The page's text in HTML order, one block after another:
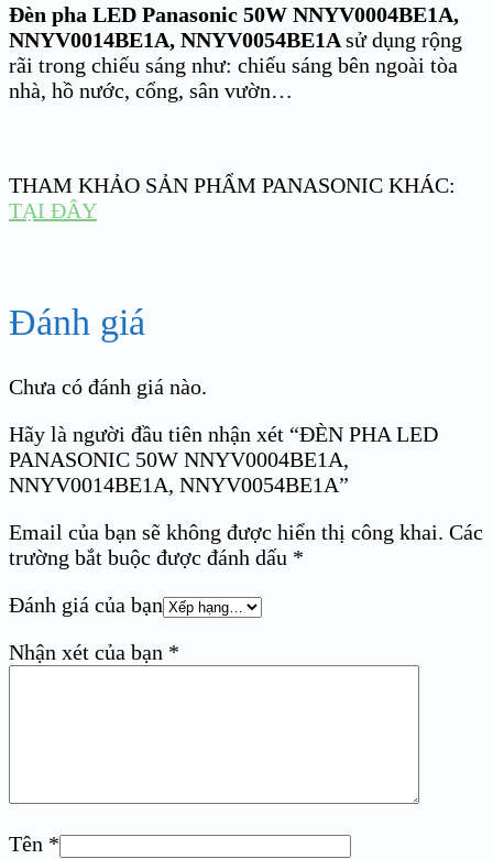
Đèn pha LED Panasonic 50W NNYV0004BE1A,
NNYV0014BE1A, NNYV0054BE1Asử dụng rộng
rãi trong chiếu sáng như: chiếu sáng bên ngoài tòa
nhà, hồ nước, cổng, sân vườn…
THAM KHẢO SẢN PHẨM PANASONIC KHÁC:
TẠI ĐÂY
Đánh giá
Chưa có đánh giá nào.
Hãy là người đầu tiên nhận xét “ĐÈN PHA LED
PANASONIC 50W NNYV0004BE1A,
NNYV0014BE1A, NNYV0054BE1A”
Email của bạn sẽ không được hiển thị công khai. Các
trường bắt buộc được đánh dấu *
Đánh giá của bạn
Nhận xét của bạn *
Tên *